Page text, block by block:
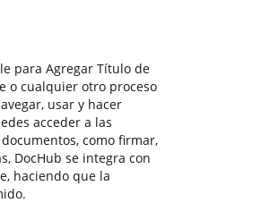
para Agregar Título de
o cualquier otro proceso
usar y hacer
acceder a las
como firmar,
DocHub se integra con
haciendo que la